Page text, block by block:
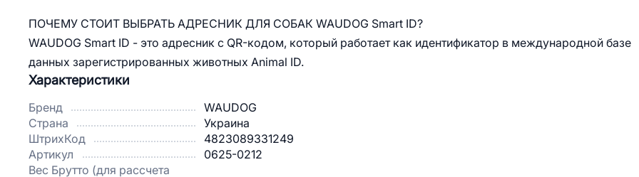
ПОЧЕМУ СТОИТ ВЫБРАТЬ АДРЕСНИК ДЛЯ СОБАК WAUDOG Smart ID?
WAUDOG Smart ID - это адресник с QR-кодом, который работает как идентификатор в международной базе
данных зарегистрированных животных Animal ID.
Характеристики
Бренд
WAUDOG
Страна
Украина
ШтрихКод
4823089331249
Артикул
0625-0212
Вес Брутто (для рассчета